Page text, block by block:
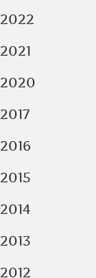
2022
2021
2020
2017
2016
2015
2014
2013
2012